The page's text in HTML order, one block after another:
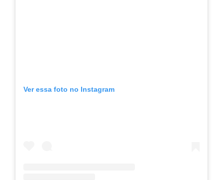
Ver essa foto no Instagram